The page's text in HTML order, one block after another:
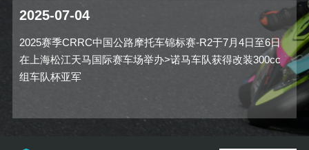
2025-07-04
2025赛季CRRC中国公路摩托车锦标赛-R2于7月4日至6日
在上海松江天马国际赛车场举办>诺马车队获得改装300cc
组车队杯亚军